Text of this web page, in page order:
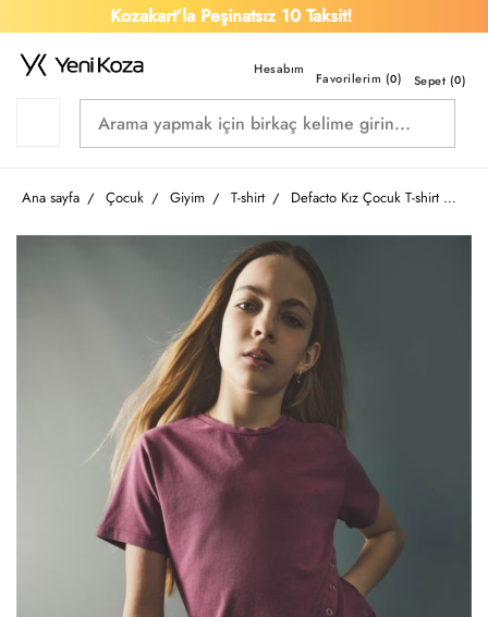
Kozakart’la Peşinatsız 10 Taksit!
Favorilerim (0) Sepet (0)
Ana sayfa Çocuk Giyim T-shirt Defacto Kız Çocuk T-shirt H1082A8/PN10